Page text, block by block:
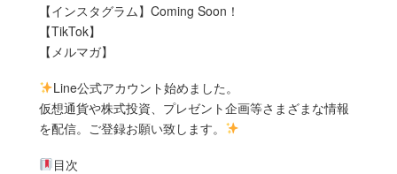
【インスタグラム】Coming Soon！
【TikTok】
【メルマガ】
Line公式アカウント始めました。
仮想通貨や株式投資、プレゼント企画等さまざまな情報
を配信。ご登録お願い致します。
目次